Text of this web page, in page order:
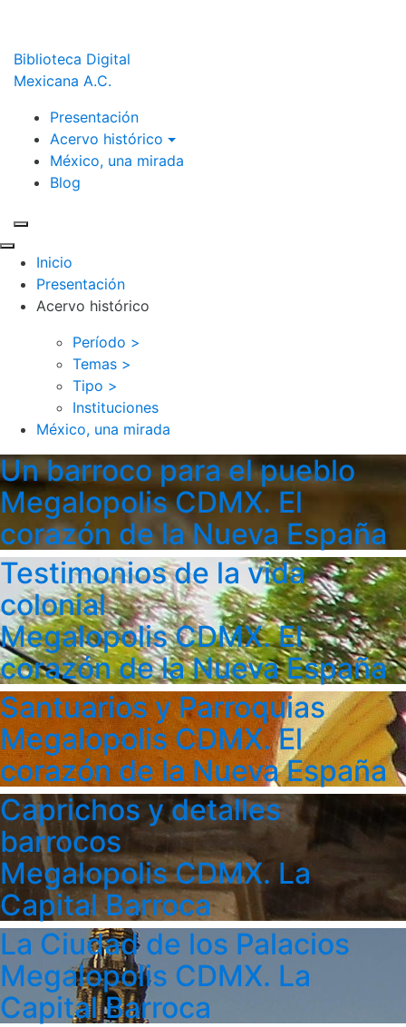
Biblioteca Digital
Mexicana A.C.
Presentación
Acervo histórico
México, una mirada
Blog
Inicio
Presentación
Acervo histórico
Período >
Temas >
Tipo >
Instituciones
México, una mirada
Un barroco para el pueblo
Megalopolis CDMX. El
corazón de la Nueva España
Testimonios de la vida
colonial
Megalopolis CDMX. El
corazón de la Nueva España
Santuarios y Parroquias
Megalopolis CDMX. El
corazón de la Nueva España
Caprichos y detalles
barrocos
Megalopolis CDMX. La
Capital Barroca
La Ciudad de los Palacios
Megalopolis CDMX. La
Capital Barroca